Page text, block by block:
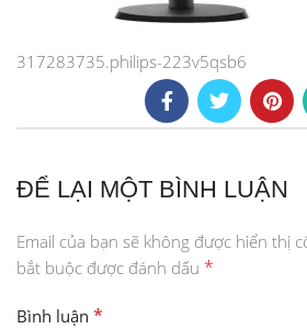
317283735.philips-223v5qsb6
ĐỂ LẠI MỘT BÌNH LUẬN
Email của bạn sẽ không được hiển thị
bắt buộc được đánh dấu *
Bình luận *